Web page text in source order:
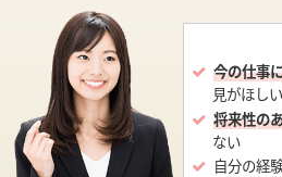
今の仕事
見がほしい
将来性の
ない
自分の経